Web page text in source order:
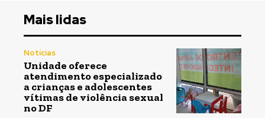
Mais lidas
Notícias
Unidade oferece
atendimento especializado
a crianças e adolescentes
vítimas de violência sexual
no DF